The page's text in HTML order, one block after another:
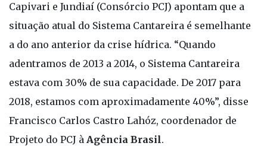
Capivari e Jundiaí (Consórcio PCJ) apontam que a
situação atual do Sistema Cantareira é semelhante
a do ano anterior da crise hídrica. “Quando
adentramos de 2013 a 2014, o Sistema Cantareira
estava com 30% de sua capacidade. De 2017 para
2018, estamos com aproximadamente 40%”, disse
Francisco Carlos Castro Lahóz, coordenador de
Projeto do PCJ à Agência Brasil.